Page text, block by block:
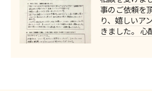
事のご依頼を
り、嬉しいア
きました。